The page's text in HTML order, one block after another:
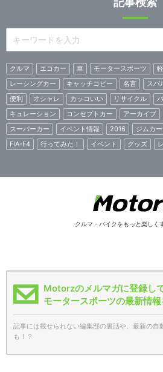
クルマ エコカー 車 モータースポーツ
レーシングカー
キャッチコピー 名言 スバ
便利
オシャレ カッコいい リサイクル
キュレーション
コンセプトカー アーカイブ
スーパーカー
イベント情報 2016 ジムカ
FIA-F4
行ってみた！ イベント グッズ
クルマ・バイクをもっと楽しく
Motorzのメルマガに登録し
モータースポーツの最新情報
記事には載せられない編集部の裏話や、最新の自
も！？